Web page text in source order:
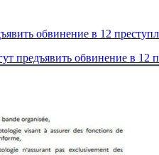
обвинение в 12
предъявить обвинение в 12